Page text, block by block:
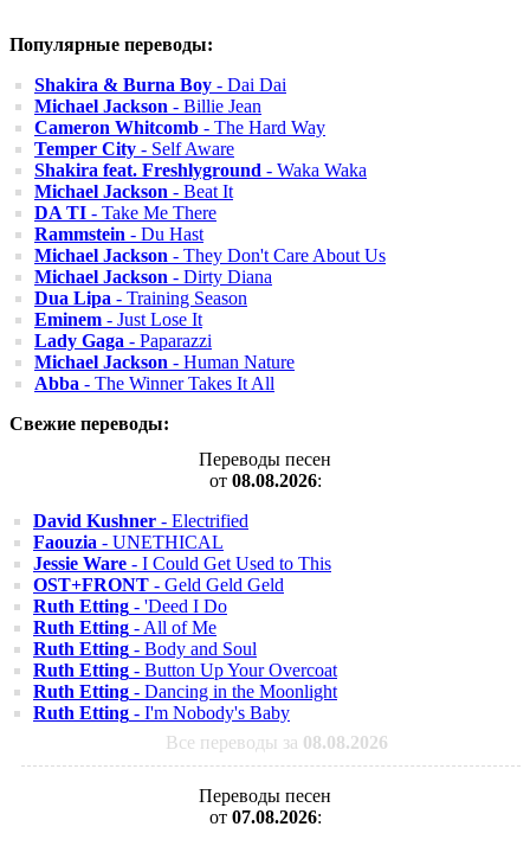
Популярные переводы:
Shakira & Burna Boy - Dai Dai
Michael Jackson - Billie Jean
Cameron Whitcomb - The Hard Way
Temper City - Self Aware
Shakira feat. Freshlyground - Waka Waka
Michael Jackson - Beat It
DA TI - Take Me There
Rammstein - Du Hast
Michael Jackson - They Don't Care About Us
Michael Jackson - Dirty Diana
Dua Lipa - Training Season
Eminem - Just Lose It
Lady Gaga - Paparazzi
Michael Jackson - Human Nature
Abba - The Winner Takes It All
Свежие переводы:
Переводы песен
от 08.08.2026:
David Kushner - Electrified
Faouzia - UNETHICAL
Jessie Ware - I Could Get Used to This
OST+FRONT - Geld Geld Geld
Ruth Etting - 'Deed I Do
Ruth Etting - All of Me
Ruth Etting - Body and Soul
Ruth Etting - Button Up Your Overcoat
Ruth Etting - Dancing in the Moonlight
Ruth Etting - I'm Nobody's Baby
Все переводы за 08.08.2026
Переводы песен
от 07.08.2026: